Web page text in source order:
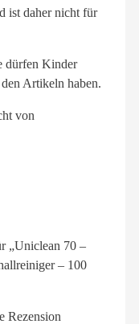
ist daher nicht für
dürfen Kinder
Artikeln haben.
von
„Uniclean 70 –
– 100
Rezension